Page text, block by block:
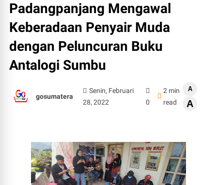
Padangpanjang Mengawal
Keberadaan Penyair Muda
dengan Peluncuran Buku
Antalogi Sumbu
gosumatera
Senin, Februari
28, 2022
0
2 min
read
A
A